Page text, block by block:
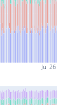
Jul 26